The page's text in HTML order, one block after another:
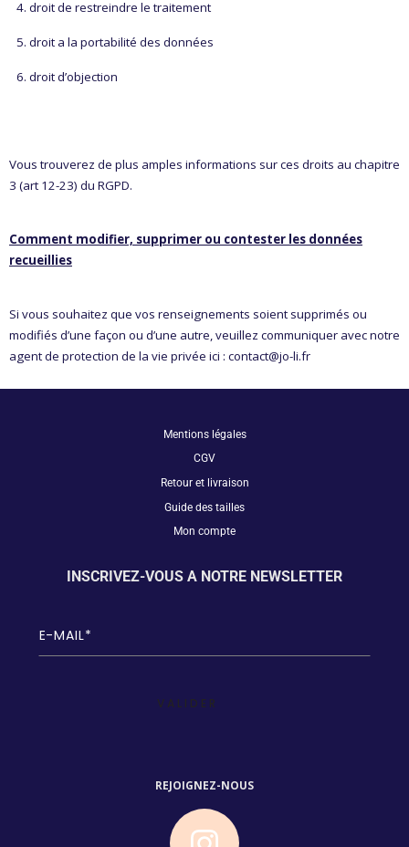
droit de restreindre le traitement
droit a la portabilité des données
droit d’objection
Vous trouverez de plus amples informations sur ces droits au chapitre
3 (art 12-23) du RGPD.
Comment modifier, supprimer ou contester les données
recueillies
Si vous souhaitez que vos renseignements soient supprimés ou
modifiés d’une façon ou d’une autre, veuillez communiquer avec notre
agent de protection de la vie privée ici : contact@jo-li.fr
Mentions légales
CGV
Retour et livraison
Guide des tailles
Mon compte
INSCRIVEZ-VOUS A NOTRE NEWSLETTER
m
l
e
s
s
ir
REJOIGNEZ-NOUS